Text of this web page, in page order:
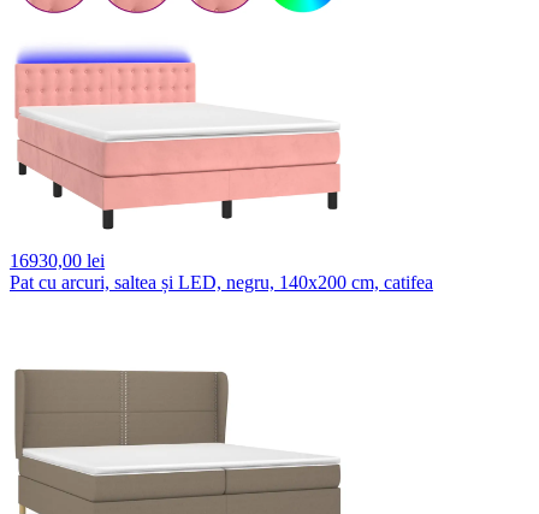
16930,00 lei
Pat cu arcuri, saltea și LED, negru, 140x200 cm, catifea